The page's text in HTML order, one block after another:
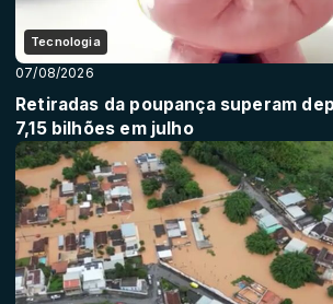
Tecnologia
07/08/2026
Retiradas da poupança superam
7,15 bilhões em julho